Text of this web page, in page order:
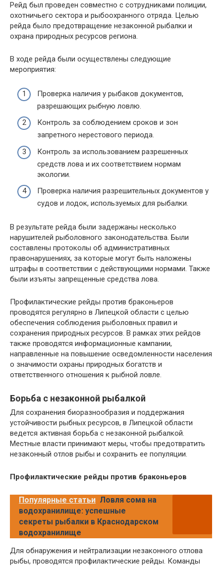
Рейд был проведен совместно с сотрудниками полиции,
охотничьего сектора и рыбоохранного отряда. Целью
рейда было предотвращение незаконной рыбалки и
охрана природных ресурсов региона.
В ходе рейда были осуществлены следующие
мероприятия:
Проверка наличия у рыбаков документов,
разрешающих рыбную ловлю.
Контроль за соблюдением сроков и зон
запретного нерестового периода.
Контроль за использованием разрешенных
средств лова и их соответствием нормам
экологии.
Проверка наличия разрешительных документов у
судов и лодок, используемых для рыбалки.
В результате рейда были задержаны несколько
нарушителей рыболовного законодательства. Были
составлены протоколы об административных
правонарушениях, за которые могут быть наложены
штрафы в соответствии с действующими нормами. Также
были изъяты запрещенные средства лова.
Профилактические рейды против браконьеров
проводятся регулярно в Липецкой области с целью
обеспечения соблюдения рыболовных правил и
сохранения природных ресурсов. В рамках этих рейдов
также проводятся информационные кампании,
направленные на повышение осведомленности населения
о значимости охраны природных богатств и
ответственного отношения к рыбной ловле.
Борьба с незаконной рыбалкой
Для сохранения биоразнообразия и поддержания
устойчивости рыбных ресурсов, в Липецкой области
ведется активная борьба с незаконной рыбалкой.
Местные власти принимают меры, чтобы предотвратить
незаконный отлов рыбы и сохранить ее популяции.
Профилактические рейды против браконьеров
Популярные статьи Ловля сома на
водохранилище: успешные
секреты рыбалки в Краснодарском
водохранилище
Для обнаружения и нейтрализации незаконного отлова
рыбы, проводятся профилактические рейды. Команды